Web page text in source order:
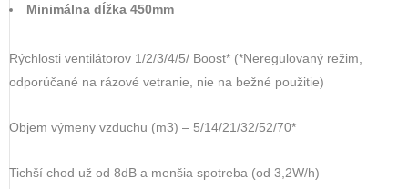
Minimálna dĺžka 450mm
Rýchlosti ventilátorov 1/2/3/4/5/ Boost* (*Neregulovaný režim,
odporúčané na rázové vetranie, nie na bežné použitie)
Objem výmeny vzduchu (m3) – 5/14/21/32/52/70*
Tichší chod už od 8dB a menšia spotreba (od 3,2W/h)